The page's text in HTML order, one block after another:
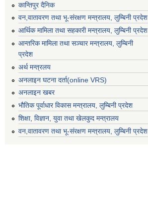
कान्तिपुर दैनिक
वन,वातावरण तथा भू-संरक्षण मन्त्रालय, लुम्बिनी प्रदेश
आर्थिक मामिला तथा सहकारी मन्त्रालय, लुम्बिनी प्रदेश
आन्तरिक मामिला तथा सञ्चार मन्त्रालय, लुम्बिनी
प्रदेश
अर्थ मन्त्रलय
अनलाइन घटना दर्ता(online VRS)
अनलाइन खबर
भौतिक पूर्वाधार विकास मन्त्रालय, लुम्बिनी प्रदेश
शिक्षा, विज्ञान, युवा तथा खेलकुद मन्‍‍त्रालय
वन,वातावरण तथा भू-संरक्षण मन्त्रालय, लुम्बिनी प्रदेश